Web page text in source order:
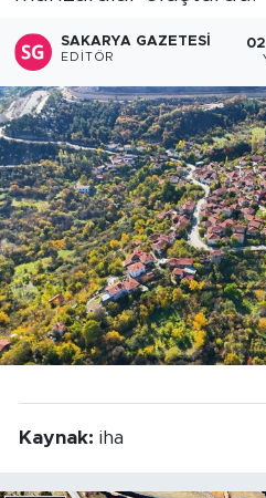
SAKARYA GAZETESI
EDITÖR
Kaynak: iha
Sağlık
Kültür Sanat
Tarihçe
Resmi İlanlar
Söyleşi
Foto Şaka
Teknoloji
Politika
Son Dakika Haberleri
Haber Arşivi